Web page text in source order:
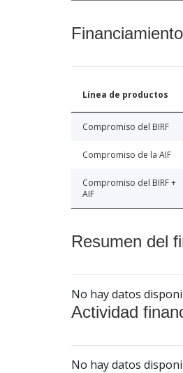
Línea de productos
Compromiso del BIRF
Compromiso de la AIF
Compromiso del BIRF +
AIF
Resumen del
No hay datos
Actividad
No hay datos